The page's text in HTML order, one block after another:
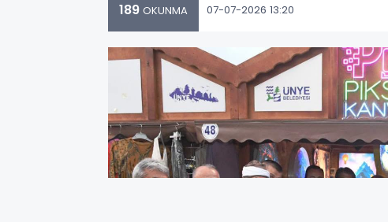
189 OKUNMA 07-07-2026 13:20